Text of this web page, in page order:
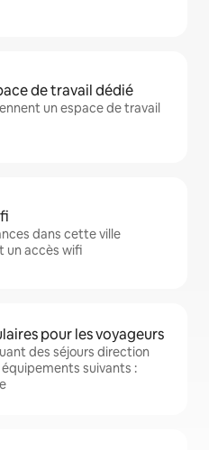
de travail dédié
un espace de travail
dans cette ville
un accès wifi
pour les voyageurs
des séjours direction
suivants :